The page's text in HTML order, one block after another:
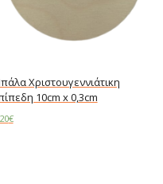
Χριστουγεννιάτικη
10cm x 0,3cm
€